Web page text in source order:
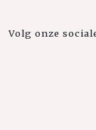
Volg onze